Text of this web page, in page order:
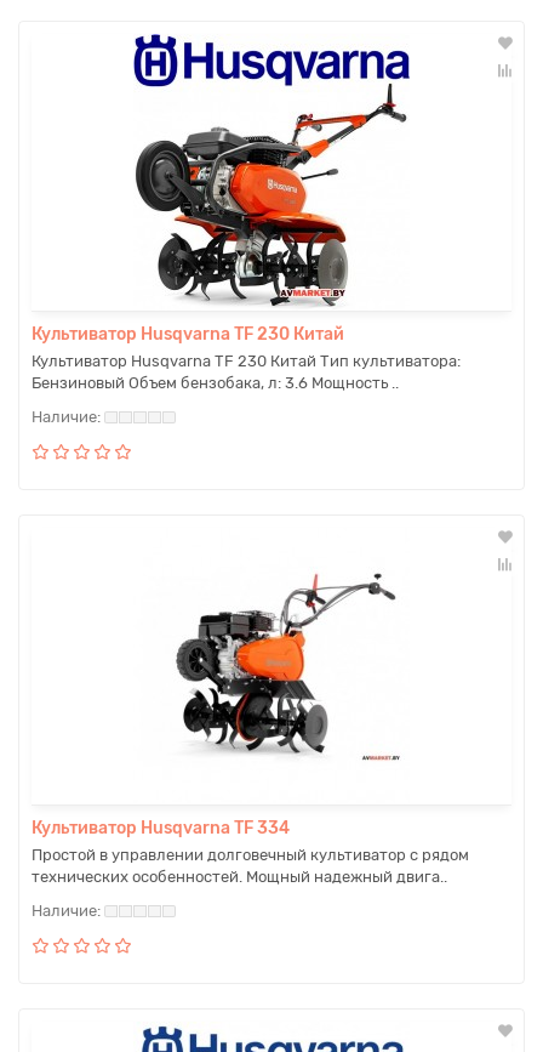
Культиватор Husqvarna TF 230 Китай
Культиватор Husqvarna TF 230 Китай Тип культиватора:
Бензиновый Объем бензобака, л: 3.6 Мощность ..
Культиватор Husqvarna TF 334
Простой в управлении долговечный культиватор с рядом
технических особенностей. Мощный надежный двига..